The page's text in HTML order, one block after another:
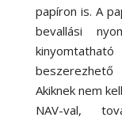
papíron is. A
bevallási
beszerezhető
Akiknek nem
NAV-val,